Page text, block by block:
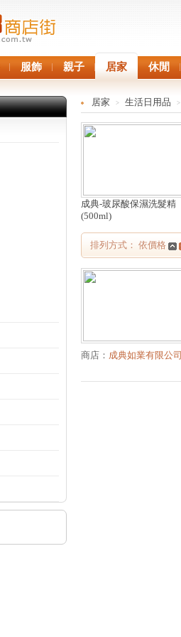
服飾 親子 居家 休閒
居家 > 生活日用品 >
成典-玻尿酸保濕洗髮精
(500ml)
排列方式： 依價格
商店： 成典如業有限公司